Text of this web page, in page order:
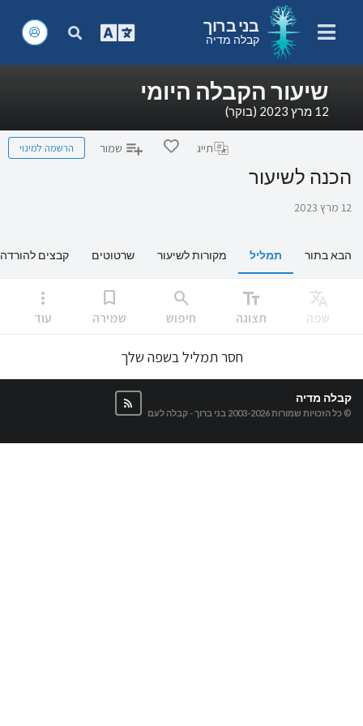
בני ברוך
קבלה מדיה
שיעור הקבלה היומי
12 מרץ 2023 (בוקר)
תייג שמור הרשמה למינוי
הכנה לשיעור
12 מרץ 2023
הבא בתור תמליל מקורות לשיעור שרטוטים קבצים להורדה
Translate
שפה
text_fields
תצוגה
search
חיפוש
bookmark
שמירה
more_vert
עוד
חסר תמליל בשפה שלך
קבלה מדיה
© כל הזכויות שמורות 2003-2026 בני ברוך - קבלה לעם